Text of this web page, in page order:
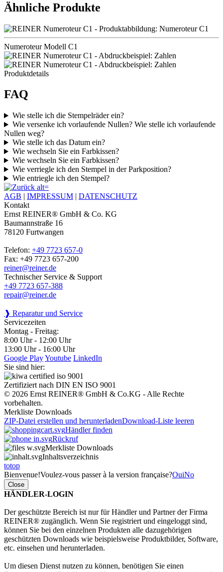
Ähnliche Produkte
Numeroteur Modell C1
Produktdetails
FAQ
Wie stelle ich die Stempelräder ein?
Wie versenke ich vorlaufende Nullen? Wie stelle ich vorlaufende
Nullen weg?
Wie stelle ich das Datum ein?
Wie wechseln Sie ein Farbkissen?
Wie wechseln Sie ein Farbkissen?
Wie verriegle ich den Stempel in der Parkposition?
Wie entriegle ich den Stempel?
AGB | IMPRESSUM | DATENSCHUTZ
Kontakt
Ernst REINER® GmbH & Co. KG
Baumannstraße 16
78120 Furtwangen
Telefon: +49 7723 657-0
Fax: +49 7723 657-200
reiner@reiner.de
Technischer Service & Support
+49 7723 657-388
repair@reiner.de
❱ Reparatur und Service
Servicezeiten
Montag - Freitag:
8:00 Uhr - 12:00 Uhr
13:00 Uhr - 16:00 Uhr
Google PlayYoutube LinkedIn
Sie sind hier:
Zertifiziert nach DIN EN ISO 9001
© 2026 Ernst REINER® GmbH & Co.KG - Alle Rechte
vorbehalten.
Merkliste Downloads
ZIP-Datei erstellen und herunterladenDownload-Liste leeren
Händler finden
Rückruf
Merkliste Downloads
Inhaltsverzeichnis
totop
Bienvenue!Voulez-vous passer à la version française?OuiNo
Close
HÄNDLER-LOGIN
Der geschützte Bereich ist nur für Händler und Partner der Firma
REINER® zugänglich. Wenn Sie registriert und eingeloggt sind,
können Sie bei den einzelnen Produkten alle dazugehörigen
geschützten Downloads wie beispielsweise Produktbilder, Software,
etc. einsehen und herunterladen.
Um diesen Dienst nutzen zu können, benötigen Sie einen